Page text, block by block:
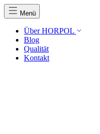
Menü
Über HORPOL
Blog
Qualität
Kontakt